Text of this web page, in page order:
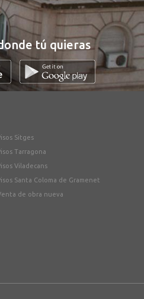
tú quieras
Sitges
Tarragona
Viladecans
Santa Coloma de Gramenet
de obra nueva